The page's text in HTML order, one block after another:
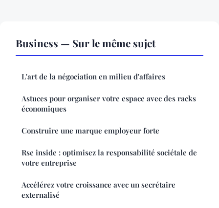
Business — Sur le même sujet
L'art de la négociation en milieu d'affaires
Astuces pour organiser votre espace avec des racks
économiques
Construire une marque employeur forte
Rse inside : optimisez la responsabilité sociétale de
votre entreprise
Accélérez votre croissance avec un secrétaire
externalisé